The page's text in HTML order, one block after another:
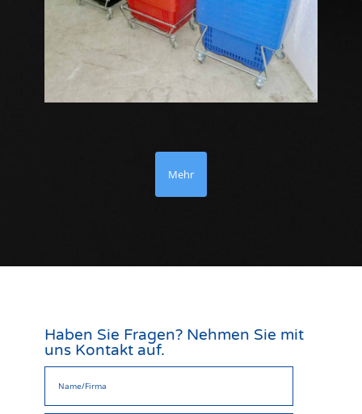
Mehr
Haben Sie Fragen? Nehmen Sie mit
uns Kontakt auf.